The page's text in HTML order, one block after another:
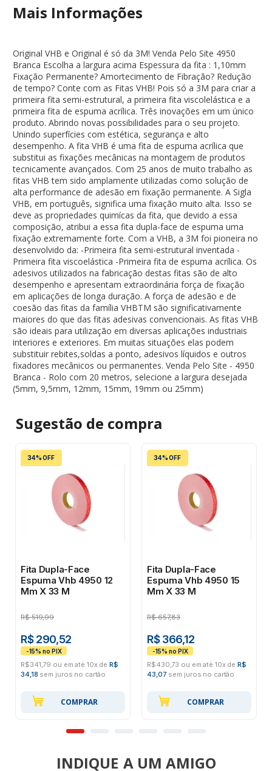
Mais Informações
Original VHB e Original é só da 3M! Venda Pelo Site 4950
Branca Escolha a largura acima Espessura da fita : 1,10mm
Fixação Permanente? Amortecimento de Fibração? Redução
de tempo? Conte com as Fitas VHB! Pois só a 3M para criar a
primeira fita semi-estrutural, a primeira fita viscolelástica e a
primeira fita de espuma acrílica. Três inovações em um único
produto. Abrindo novas possibilidades para o seu projeto.
Unindo superfícies com estética, segurança e alto
desempenho. A fita VHB é uma fita de espuma acrílica que
substitui as fixações mecânicas na montagem de produtos
tecnicamente avançados. Com 25 anos de muito trabalho as
fitas VHB tem sido amplamente utilizadas como solução de
alta performance de adesão em fixação permanente. A Sigla
VHB, em português, significa uma fixação muito alta. Isso se
deve as propriedades quimícas da fita, que devido a essa
composição, atribui a essa fita dupla-face de espuma uma
fixação extremamente forte. Com a VHB, a 3M foi pioneira no
desenvolvido da: -Primeira fita semi-estrutural inventada -
Primeira fita viscoelástica -Primeira fita de espuma acrílica. Os
adesivos utilizados na fabricação destas fitas são de alto
desempenho e apresentam extraordinária força de fixação
em aplicações de longa duração. A força de adesão e de
coesão das fitas da família VHBTM são significativamente
maiores do que das fitas adesivas convencionais. As fitas VHB
são ideais para utilização em diversas aplicações industriais
interiores e exteriores. Em muitas situações elas podem
substituir rebites,soldas a ponto, adesivos líquidos e outros
fixadores mecânicos ou permanentes. Venda Pelo Site - 4950
Branca - Rolo com 20 metros, selecione a largura desejada
(5mm, 9,5mm, 12mm, 15mm, 19mm ou 25mm)
Sugestão de compra
34% OFF
Fita Dupla-Face
Espuma Vhb 4950 12
Mm X 33 M
R$ 519,99
R$ 290,52
R$341,79 ou em até 10x deR$
34,18 sem juros no cartão
COMPRAR
34% OFF
Fita Dupla-Face
Espuma Vhb 4950 15
Mm X 33 M
R$ 657,83
R$ 366,12
R$430,73 ou em até 10x deR$
43,07 sem juros no cartão
COMPRAR
INDIQUE